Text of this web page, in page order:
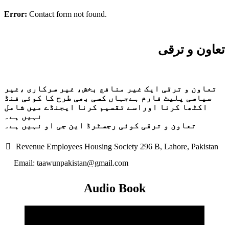
Error: Contact form not found.
تعاون و ترقی
تعاون و ترقی ایک غیر منافع بخش، غیر سرکاری ،غیر
سیاسی پلیٹ فارم ہےجہاں کسی بھی طرح کا کوئی فنڈ
اکٹھا کرنا اوراسے تقسیم کرنا ایجنڈے میں شامل
نہیں ہے۔
تعاون و ترقی کوئی رجسٹرڈ این جی او نہیں ہے۔
Revenue Employees Housing Society 296 B, Lahore, Pakistan
Email: taawunpakistan@gmail.com
Audio Book